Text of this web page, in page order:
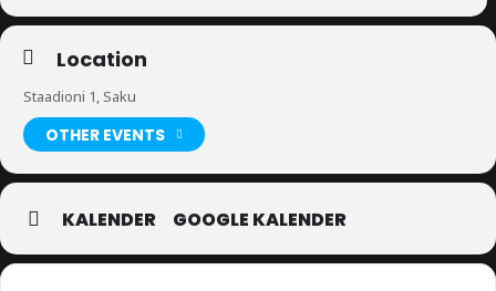
Location
Staadioni 1, Saku
OTHER EVENTS
KALENDER GOOGLE KALENDER